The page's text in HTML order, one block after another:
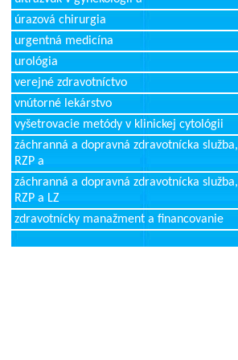
úrazová chirurgia
urgentná medicína
urológia
verejné zdravotníctvo
vnútorné lekárstvo
vyšetrovacie metódy v klinickej cytológii
záchranná a dopravná zdravotnícka služba,
RZP a
záchranná a dopravná zdravotnícka služba,
RZP a LZ
zdravotnícky manažment a financovanie